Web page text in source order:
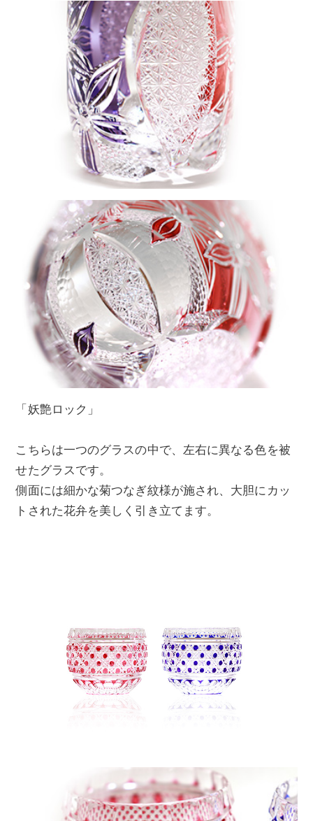
「妖艶ロック」
こちらは一つのグラスの中で、左右に異なる色を被
せたグラスです。
側面には細かな菊つなぎ紋様が施され、大胆にカッ
トされた花弁を美しく引き立てます。